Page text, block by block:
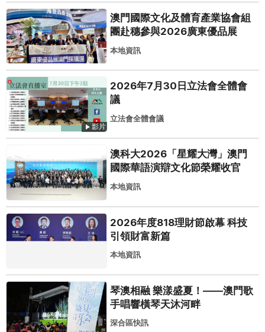
澳門國際文化及體育產業協會組
團赴穗參與2026廣東優品展
本地資訊
影片
2026年7月30日立法會全體會
議
立法會全體會議
澳科大2026「星耀大灣」澳門
國際華語演辯文化節榮耀收官
本地資訊
2026年度818理財節啟幕 科技
引領財富新篇
本地資訊
琴澳相融 樂漾盛夏！——澳門歌
手唱響橫琴天沐河畔
深合區快訊